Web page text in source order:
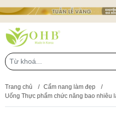
Trang chủ / Cẩm nang làm đẹp
/
Uống Thực phẩm chức năng bao nhiêu